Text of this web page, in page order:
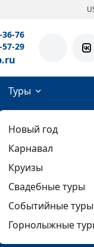
36-76
57-29
Туры
Новый год
Карнавал
Круизы
Свадебные туры
Событийные туры
Горнолыжные